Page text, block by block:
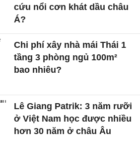
cứu nổi cơn khát dầu châu
Á?
Chi phí xây nhà mái Thái 1
tầng 3 phòng ngủ 100m²
bao nhiêu?
Lê Giang Patrik: 3 năm rưỡi
ở Việt Nam học được nhiều
hơn 30 năm ở châu Âu